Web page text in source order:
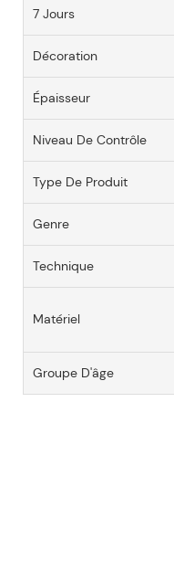
7 Jours
Décoration
Épaisseur
Niveau De Contrôle
Type De Produit
Genre
Technique
Matériel
Groupe D'âge